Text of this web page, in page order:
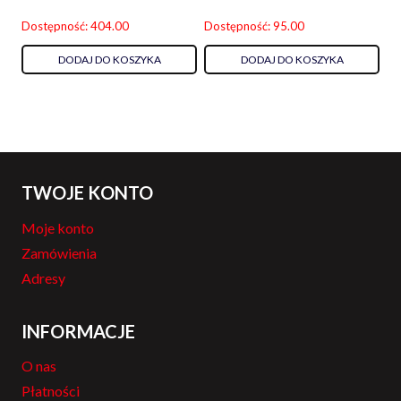
Dostępność: 404.00
DODAJ DO KOSZYKA
Dostępność: 95.00
DODAJ DO KOSZYKA
TWOJE KONTO
Moje konto
Zamówienia
Adresy
INFORMACJE
O nas
Płatności